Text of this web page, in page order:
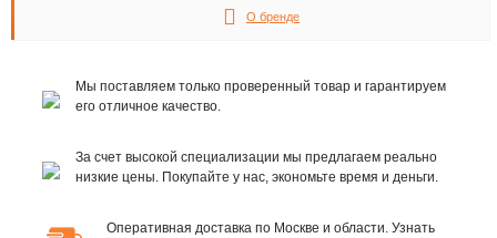
О бренде
Мы поставляем только проверенный товар и гарантируем
его отличное качество.
За счет высокой специализации мы предлагаем реально
низкие цены. Покупайте у нас, экономьте время и деньги.
Оперативная доставка по Москве и области. Узнать